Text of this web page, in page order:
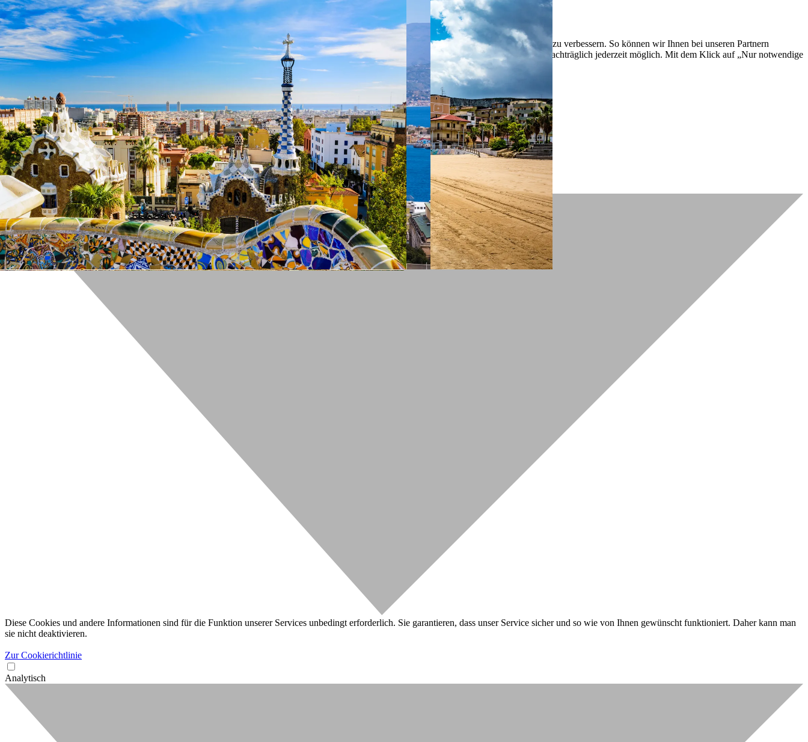
Nur notwendige Cookies
Unvergleichlich lecker
Mit dem Klick auf „geht klar” ermöglichen Sie uns Ihnen über Cookies ein verbessertes Nutzungserlebnis zu servieren und dieses kontinuierlich zu verbessern. So können wir Ihnen bei unseren Partnern
personalisierte Werbung und passende Angebote anzeigen. Über „anpassen” können Sie Ihre persönlichen Präferenzen festlegen. Dies ist auch nachträglich jederzeit möglich. Mit dem Klick auf „Nur notwendige
Cookies” werden lediglich technisch notwendige Cookies gespeichert.
Anpassen Geht klar
Datenschutzerklärung
Cookierichtlinie
« zurück
Ihre Cookie-Präferenzen verwalten
Wählen Sie, welche Cookies Sie auf check24.de akzeptieren.
Die Cookierichtlinie finden Sie
hier.
Notwendig
Diese Cookies und andere Informationen sind für die Funktion unserer Services unbedingt erforderlich. Sie garantieren, dass unser Service sicher und so wie von Ihnen gewünscht funktioniert. Daher kann man
sie nicht deaktivieren.
Zur Cookierichtlinie
Analytisch